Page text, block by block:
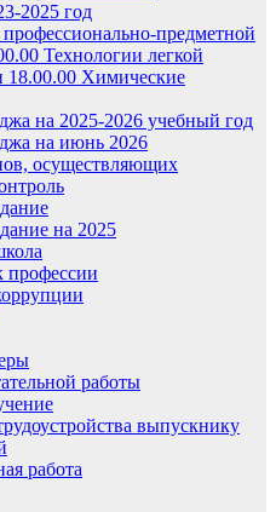
2025 год
предметной
Технологии легкой
Химические
на 2025-2026 учебный год
на июнь 2026
осуществляющих
на 2025
профессии
работы
выпускнику
работа